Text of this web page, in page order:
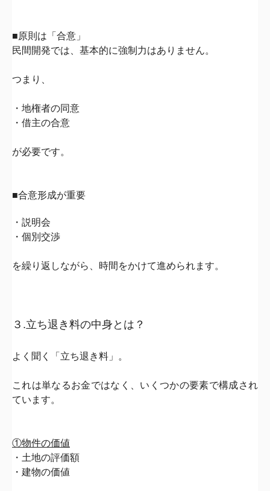
■原則は「合意」
民間開発では、 基本的に強制力はありません。
つまり、
・地権者の同意
・借主の合意
が必要です。
■合意形成が重要
・説明会
・個別交渉
を繰り返しながら、 時間をかけて進められます。
３.立ち退き料の中身とは？
よく聞く「立ち退き料」。
これは単なるお金ではなく、 いくつかの要素で構成され
ています。
①物件の価値
・土地の評価額
・建物の価値